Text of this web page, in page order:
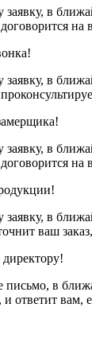
в
на
в
в
на
в
ваш
в
ответит вам,